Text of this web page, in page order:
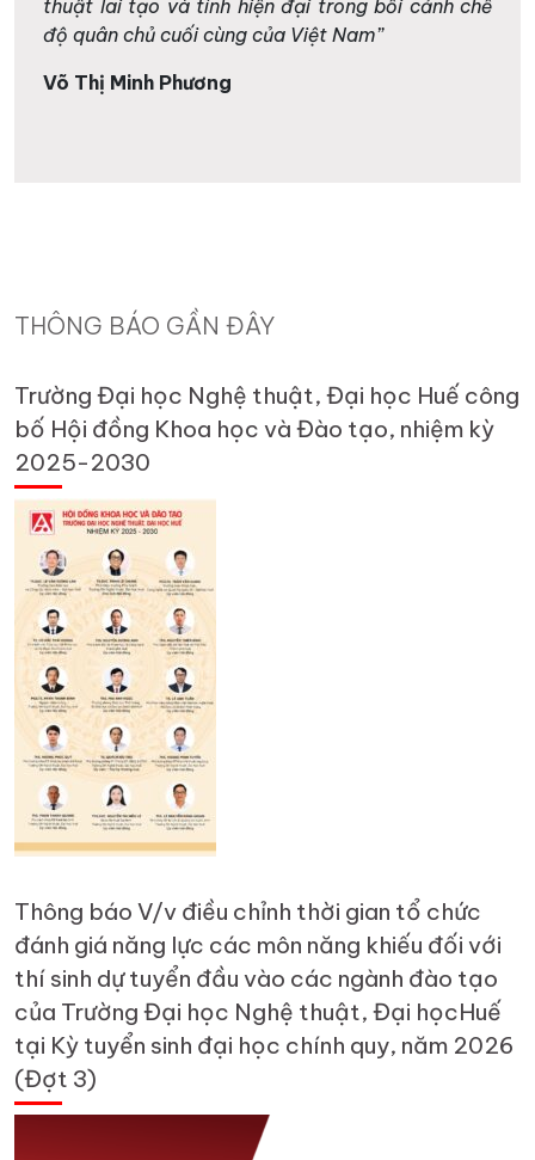
thuật lai tạo và tính hiện đại trong bối cảnh chế
độ quân chủ cuối cùng của Việt Nam”
Võ Thị Minh Phương
THÔNG BÁO GẦN ĐÂY
Trường Đại học Nghệ thuật, Đại học Huế công
bố Hội đồng Khoa học và Đào tạo, nhiệm kỳ
2025-2030
Thông báo V/v điều chỉnh thời gian tổ chức
đánh giá năng lực các môn năng khiếu đối với
thí sinh dự tuyển đầu vào các ngành đào tạo
của Trường Đại học Nghệ thuật, Đại họcHuế
tại Kỳ tuyển sinh đại học chính quy, năm 2026
(Đợt 3)